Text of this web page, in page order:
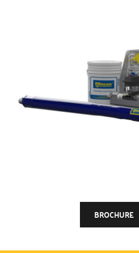
BROCHURE